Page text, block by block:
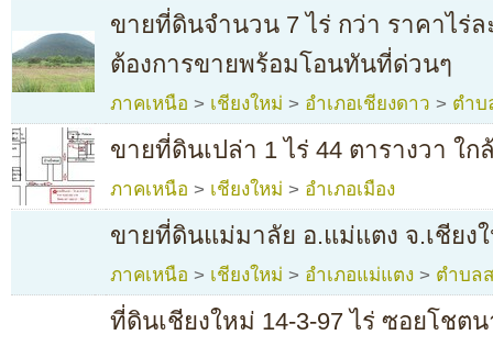
ขายที่ดินจำนวน 7 ไร่ กว่า ราคาไร่
ต้องการขายพร้อมโอนทันที่ด่วนๆ
ภาคเหนือ > เชียงใหม่ > อำเภอเชียงดาว > ตำบ
ขายที่ดินเปล่า 1 ไร่ 44 ตารางวา ใ
ภาคเหนือ > เชียงใหม่ > อำเภอเมือง
ขายที่ดินแม่มาลัย อ.แม่แตง จ.เชียง
ภาคเหนือ > เชียงใหม่ > อำเภอแม่แตง > ตำบล
ที่ดินเชียงใหม่ 14-3-97 ไร่ ซอยโชต